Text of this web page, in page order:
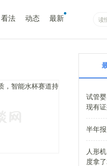
看法 动态 最新
试管
现有
半年
人形
度拿